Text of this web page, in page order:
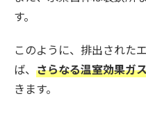
す。
このように、排出された
ば、 さらなる温室効果ガ
きます。